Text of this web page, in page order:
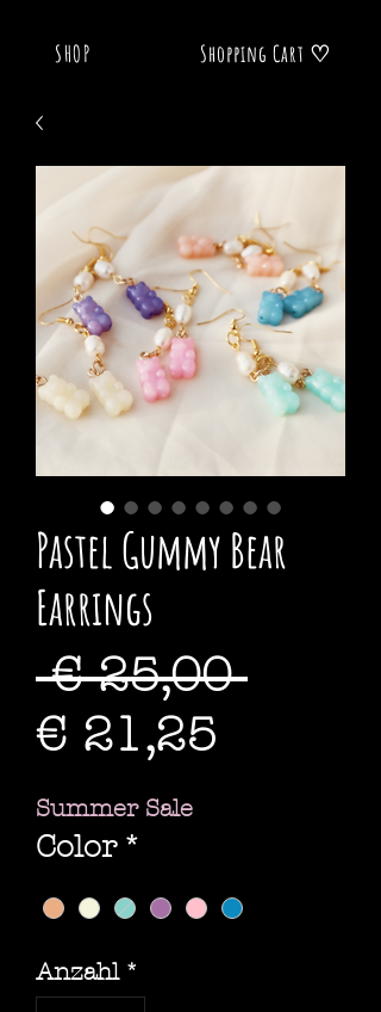
SHOP Shopping Cart ♡
Pastel Gummy Bear
Earrings
€ 25,00
€ 21,25
Summer Sale
Color *
Anzahl *